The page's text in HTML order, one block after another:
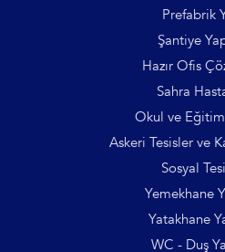
Prefabrik
Şantiye
Hazır Ofis
Sahra
Okul ve Eğitim
Askeri Tesisler ve
Sosyal
Yemekhane
Yatakhane
WC - Duş